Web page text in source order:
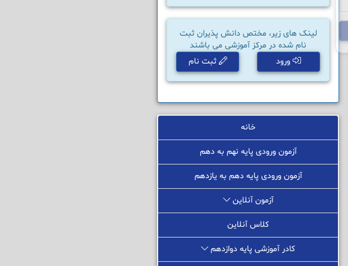
لینک های زیر، مختص دانش پذیران ثبت
نام شده در مرکز آموزشی می باشند
ورود
ثبت نام
خانه
آزمون ورودی پایه نهم به دهم
آزمون ورودی پایه دهم به یازدهم
آزمون آنلاین
کلاس آنلاین
کادر آموزشی پایه دوازدهم